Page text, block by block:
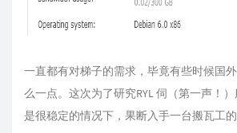
一直都有对梯子的需求，毕竟有些时候国
么一点。这次为了研究RYL 伺（第一声！
是很稳定的情况下，果断入手一台搬瓦工的